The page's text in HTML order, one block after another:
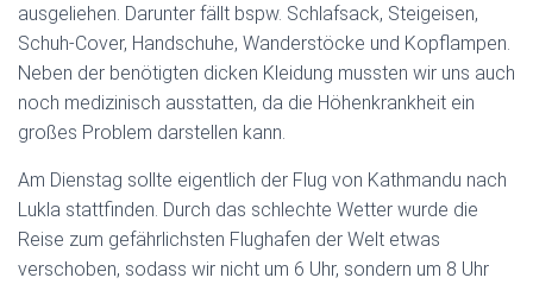
ausgeliehen. Darunter fällt bspw. Schlafsack, Steigeisen,
Schuh-Cover, Handschuhe, Wanderstöcke und Kopflampen.
Neben der benötigten dicken Kleidung mussten wir uns auch
noch medizinisch ausstatten, da die Höhenkrankheit ein
großes Problem darstellen kann.
Am Dienstag sollte eigentlich der Flug von Kathmandu nach
Lukla stattfinden. Durch das schlechte Wetter wurde die
Reise zum gefährlichsten Flughafen der Welt etwas
verschoben, sodass wir nicht um 6 Uhr, sondern um 8 Uhr